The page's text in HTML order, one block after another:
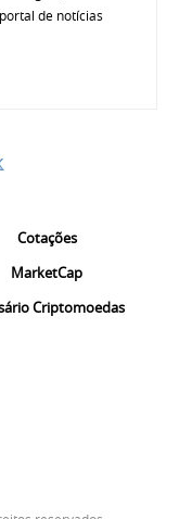
de notícias
Cotações
MarketCap
Criptomoedas